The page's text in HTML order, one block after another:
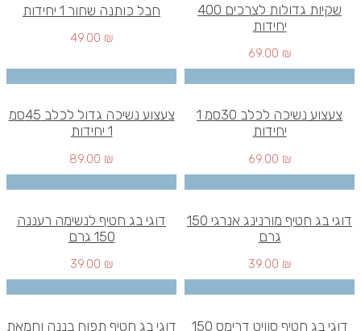
שקיות גדולות לצרכים 400
יחידות
69.00 ₪
חבל כותנה שחור 1 יחידות
49.00 ₪
צעצוע נשיכה לכלב 30סמ 1
יחידות
69.00 ₪
צעצוע נשיכה גדול לכלב 45סמ
1 יחידות
89.00 ₪
דוגי בג חטיף מורנינג אנרגי 150
גרם
39.00 ₪
דוגי בג חטיף לנשימה רעננה
150 גרם
39.00 ₪
דוגי בג חטיף סוויט דרימס 150
דוגי בג חטיף תפוח בננה וחמאת